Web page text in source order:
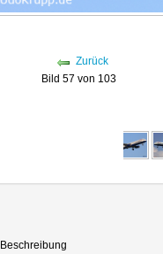
Zurück
Bild 57 von 103
Beschreibung